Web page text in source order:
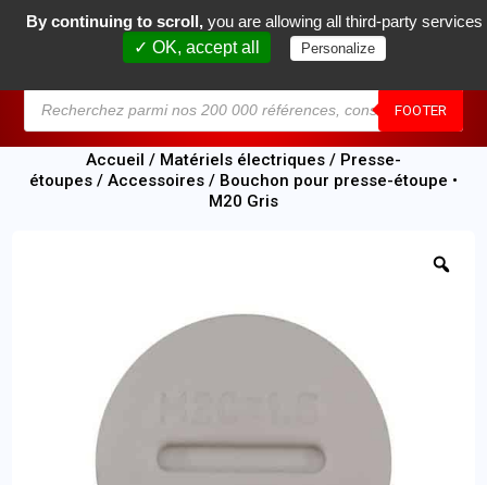
FOOTER
0
Accueil / Matériels électriques / Presse-
étoupes / Accessoires / Bouchon pour presse-étoupe •
M20 Gris
By continuing to scroll, you are allowing all third-party services
✓ OK, accept all
Personalize